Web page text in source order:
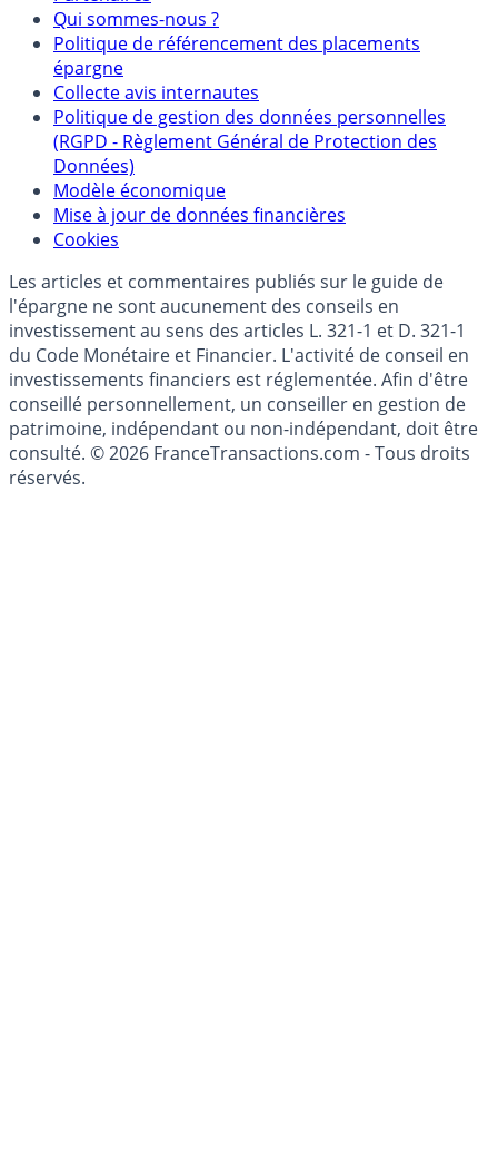
Mentions légales et Conditions d’utilisation
Partenaires
Qui sommes-nous ?
Politique de référencement des placements
épargne
Collecte avis internautes
Politique de gestion des données personnelles
(RGPD - Règlement Général de Protection des
Données)
Modèle économique
Cookies
Les articles et commentaires publiés sur le guide de
l'épargne ne sont aucunement des conseils en
investissement au sens des articles L. 321-1 et D. 321-1
du Code Monétaire et Financier. L'activité de conseil en
investissements financiers est réglementée. Afin d'être
conseillé personnellement, un conseiller en gestion de
patrimoine, indépendant ou non-indépendant, doit être